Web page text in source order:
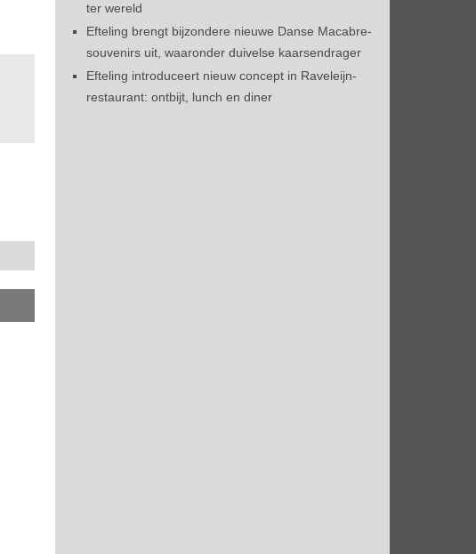
ter wereld
Efteling brengt bijzondere nieuwe Danse Macabre-
souvenirs uit, waaronder duivelse kaarsendrager
Efteling introduceert nieuw concept in Raveleijn-
restaurant: ontbijt, lunch en diner